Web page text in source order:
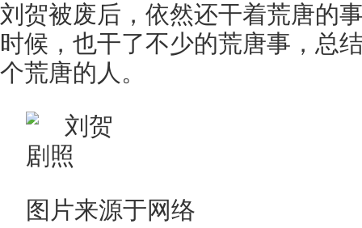
刘贺被废后，依然还干着荒唐的
时候，也干了不少的荒唐事，总
个荒唐的人。
图片来源于网络